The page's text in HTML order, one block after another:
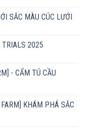
SẮC MÀU CÚC LƯỚI
TRIALS 2025
- CẨM TÚ CẦU
KHÁM PHÁ SẮC